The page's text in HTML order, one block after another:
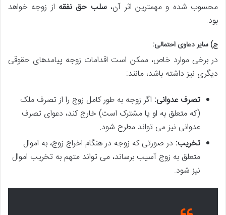
محسوب شده و مهمترین اثر آن،سلب حق نفقه از زوجه خواهد
بود.
ج) سایر دعاوی احتمالی:
در برخی موارد خاص، ممکن است اقدامات زوجه پیامدهای حقوقی
دیگری نیز داشته باشد، مانند:
تصرف عدوانی: اگر زوجه به طور کامل زوج را از تصرف ملک
(که متعلق به او یا مشترک است) خارج کند، دعوای تصرف
عدوانی نیز می تواند مطرح شود.
تخریب: در صورتی که زوجه در هنگام اخراج زوج، به اموال
متعلق به زوج آسیب برساند، می تواند متهم به تخریب اموال
نیز شود.